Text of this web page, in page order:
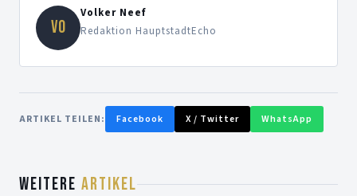
VO
Volker Neef
Redaktion HauptstadtEcho
ARTIKEL TEILEN: Facebook X / Twitter WhatsApp
WEITERE ARTIKEL